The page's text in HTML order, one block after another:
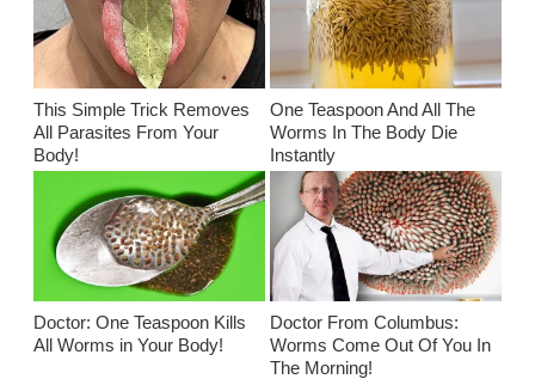
This Simple Trick Removes
All Parasites From Your
Body!
One Teaspoon And All The
Worms In The Body Die
Instantly
Doctor: One Teaspoon Kills
All Worms in Your Body!
Doctor From Columbus:
Worms Come Out Of You In
The Morning!